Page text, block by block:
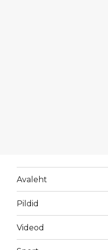
Avaleht
Pildid
Videod